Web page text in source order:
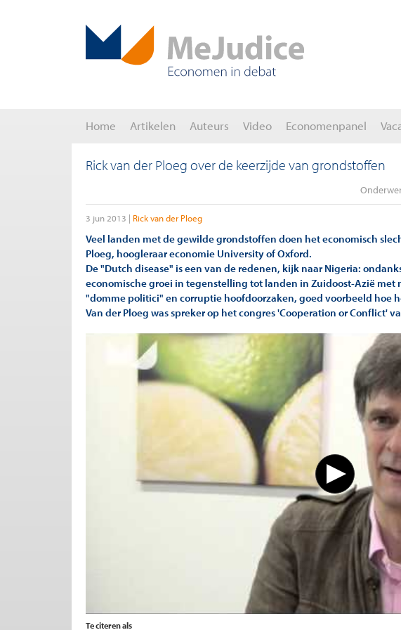
Home Artikelen Auteurs Video Economenpanel
Rick van der Ploeg over de keerzijde van grondstoffen
3 jun 2013 Rick van der Ploeg
Veel landen met de gewilde grondstoffen doen het economisch
Ploeg, hoogleraar economie University of Oxford.
De "Dutch disease" is een van de redenen, kijk naar Nigeria:
economische groei in tegenstelling tot landen in Zuidoost-Azië
"domme politici" en corruptie hoofdoorzaken, goed voorbeeld hoe
Van der Ploeg was spreker op het congres 'Cooperation or Conflict'
Te citeren als